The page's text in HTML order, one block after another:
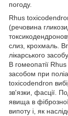
погоду.
Rhus
(речовина
слиз, крохмаль.
лікарського
В гомеопатії
засобом при
toxicodendron
зв'язки, фасції.
явища в
випоту і, як